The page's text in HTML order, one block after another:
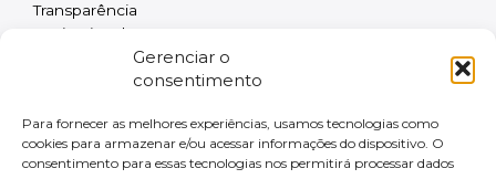
Gerenciar o
consentimento
Para fornecer as melhores experiências, usamos tecnologias como
cookies para armazenar e/ou acessar informações do dispositivo. O
consentimento para essas tecnologias nos permitirá processar dados
Transparência
Institucional
A Associação
Projeto CBC
Convênios